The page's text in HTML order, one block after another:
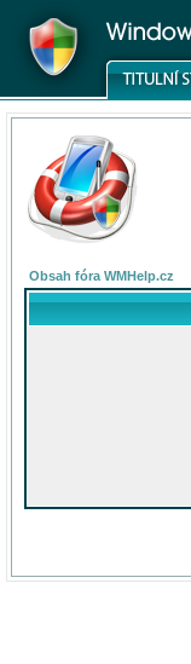
Obsah fóra WMHelp.cz